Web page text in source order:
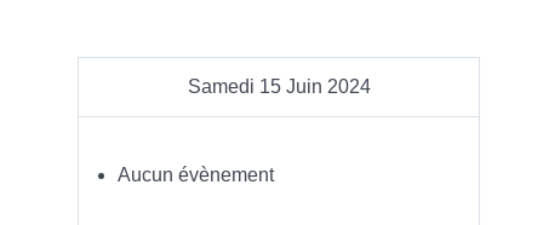
Samedi 15 Juin 2024
Aucun évènement